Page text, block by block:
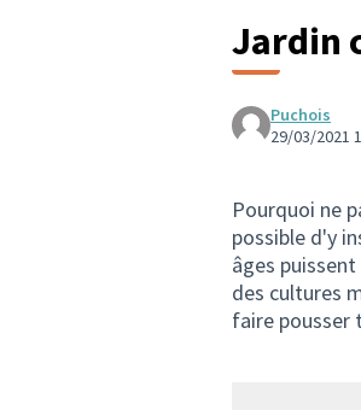
Jardin
Puchois
29/03/2021
Pourquoi ne
possible d'y
âges
des cultures
faire pousser